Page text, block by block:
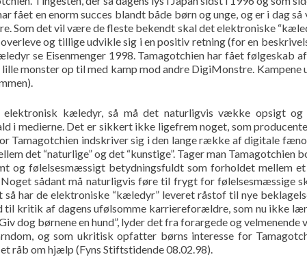
fået en enorm succes blandt både børn og unge, og er i dag så
Som det vil være de fleste bekendt skal det elektroniske
og tillige udvikle sig i en positiv retning (for en
se Eisenmenger 1998. Tamagotchien har fået følgeskab
monster op til med kamp mod andre DigiMonstre. Kampene
kæledyr, så må det naturligvis vække opsigt og
i medierne. Det er sikkert ikke ligefrem noget, som
Tamagotchien indskriver sig i den lange række af digitale
det “naturlige” og det “kunstige”. Tager man Tamagotchien
og følelsesmæssigt betydningsfuldt som forholdet mellem
sådant må naturligvis føre til frygt for følelsesmæssige
har de elektroniske “kæledyr” leveret råstof til nye
til kritik af dagens ufølsomme karriereforældre, som nu ikke
dog børnene en hund”, lyder det fra forargede og velmenende
og som ukritisk opfatter børns interesse for
råb om hjælp (Fyns Stiftstidende 08.02.98).